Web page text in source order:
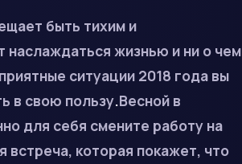
быть тихим и
наслаждаться жизнью и ни о чем
ситуации 2018 года вы
в свою пользу.Весной в
для себя смените работу на
встреча, которая покажет, что